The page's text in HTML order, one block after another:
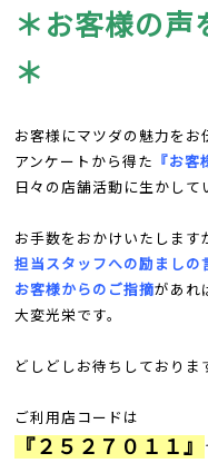
＊お客様の声
＊
お客様にマツダの魅力をお
アンケートから得た 『お客
日々の店舗活動に生かして
お手数をおかけいたします
担当スタッフへの励ましの
お客様からのご指摘があれ
大変光栄です。
どしどしお待ちしておりま
ご利用店コードは
『２５２７０１１』